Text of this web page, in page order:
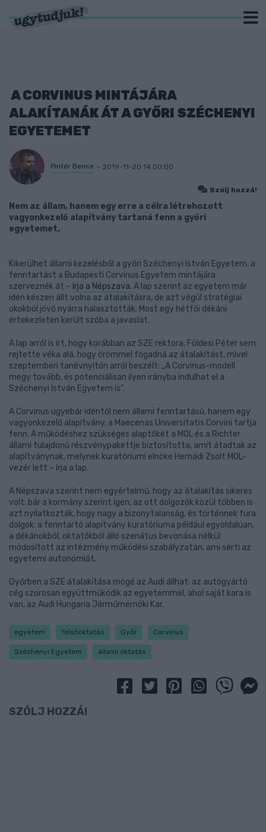
A CORVINUS MINTÁJÁRA
ALAKÍTANÁK ÁT A GYŐRI SZÉCHENYI
EGYETEMET
Pintér Bence 2019-11-20 14:00:00
Szólj hozzá!
Nem az állam, hanem egy erre a célra létrehozott
vagyonkezelő alapítvány tartaná fenn a győri
egyetemet.
Kikerülhet állami kezelésből a győri Széchenyi István Egyetem, a
fenntartást a Budapesti Corvinus Egyetem mintájára
szerveznék át – írja a Népszava. A lap szerint az egyetem már
idén készen állt volna az átalakításra, de azt végül stratégiai
okokból jövő nyárra halasztották. Most egy hétfői dékáni
értekezleten került szóba a javaslat.
A lap arról is írt, hogy korábban az SZE rektora, Földesi Péter sem
rejtette véka alá, hogy örömmel fogadná az átalakítást, mivel
szeptemberi tanévnyitón arról beszélt: „A Corvinus-modell
megy tovább, és potenciálisan ilyen irányba indulhat el a
Széchenyi István Egyetem is”.
A Corvinus ugyebár idéntől nem állami fenntartású, hanem egy
vagyonkezelő alapítvány, a Maecenas Universitatis Corvini tartja
fenn. A működéshez szükséges alaptőkét a MOL és a Richter
állami tulajdonú részvénypakettje biztosította, amit átadtak az
alapítványnak, melynek kuratóriumi elnöke Hernádi Zsolt MOL-
vezér lett – írja a lap.
A Népszava szerint nem egyértelmű, hogy az átalakítás sikeres
volt: bár a kormány szerint igen, az ott dolgozók közül többen is
azt nyilatkozták, hogy nagy a bizonytalanság, és történnek fura
dolgok: a fenntartó alapítvány kuratóriuma például egyoldalúan,
a dékánokból, oktatókból álló szenátus bevonása nélkül
módosított az intézmény működési szabályzatán, ami sérti az
egyetemi autonómiát.
Győrben a SZE átalakítása mögé az Audi állhat: az autógyártó
cég szorosan együttműködik az egyetemmel, ahol saját kara is
van, az Audi Hungaria Járműmérnöki Kar.
egyetem felsőoktatás Győr Corvinus
Széchenyi Egyetem állami oktatás
SZÓLJ HOZZÁ!